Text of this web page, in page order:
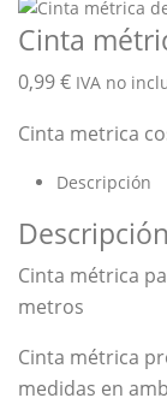
Cinta
0,99€ IVA no
Cinta metrica
Descripción
Descripción
Cinta métrica
metros
Cinta métrica
medidas en